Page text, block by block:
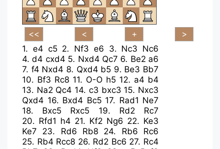
1. e4 c5 2. Nf3 e6 3. Nc3 Nc6
4.d4 cxd4 5. Nxd4 Qc7 6. Be2 a6
7. f4 Nxd4 8. Qxd4 b5 9. Be3 Bb7
10. Bf3 Rc8 11. O-O h5 12. a4 b4
13. Na2 Qc4 14. c3 bxc3 15. Nxc3
Qxd4 16. Bxd4 Bc5 17. Rad1 Ne7
18. Bxc5 Rxc5 19. Rd2
Rc7
20. Rfd1 h4 21. Kf2 Ng6 22. Ke3
Ke7
23. Rd6 Rb8 24. Rb6
Rc6
25. Rb4 Rcc8 26. Rd2 Bc6 27. Rc4